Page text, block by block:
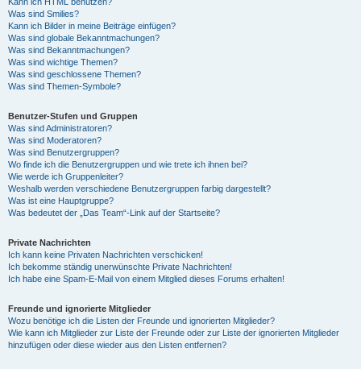
Was sind Smilies?
Kann ich Bilder in meine Beiträge einfügen?
Was sind globale Bekanntmachungen?
Was sind Bekanntmachungen?
Was sind wichtige Themen?
Was sind geschlossene Themen?
Was sind Themen-Symbole?
Benutzer-Stufen und Gruppen
Was sind Administratoren?
Was sind Moderatoren?
Was sind Benutzergruppen?
Wo finde ich die Benutzergruppen und wie trete ich ihnen bei?
Wie werde ich Gruppenleiter?
Weshalb werden verschiedene Benutzergruppen farbig dargestellt?
Was ist eine Hauptgruppe?
Was bedeutet der „Das Team“-Link auf der Startseite?
Private Nachrichten
Ich kann keine Privaten Nachrichten verschicken!
Ich bekomme ständig unerwünschte Private Nachrichten!
Ich habe eine Spam-E-Mail von einem Mitglied dieses Forums erhalten!
Freunde und ignorierte Mitglieder
Wozu benötige ich die Listen der Freunde und ignorierten Mitglieder?
Wie kann ich Mitglieder zur Liste der Freunde oder zur Liste der ignorierten Mitglieder
hinzufügen oder diese wieder aus den Listen entfernen?